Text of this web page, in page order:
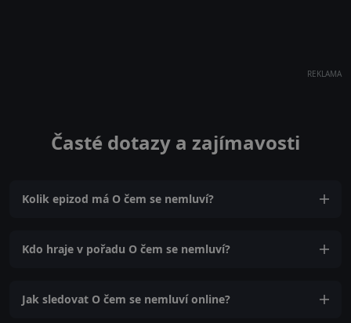
REKLAMA
Časté dotazy a zajímavosti
Kolik epizod má O čem se nemluví?
Kdo hraje v pořadu O čem se nemluví?
Jak sledovat O čem se nemluví online?